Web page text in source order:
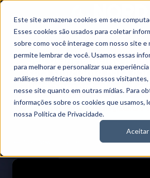
Este site armazena cookies em seu
Esses cookies são usados para coletar
sobre como você interage com nosso site e
permite lembrar de você. Usamos essas
para melhorar e personalizar sua experiência
análises e métricas sobre nossos
nesse site quanto em outras mídias. Para
informações sobre os cookies que usamos,
nossa Política de Privacidade.
Aceitar
Patrimônio ideal: saiba